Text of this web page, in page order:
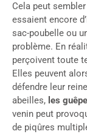
Cela peut
essaient encore
sac-poubelle ou
problème. En
perçoivent toute
Elles peuvent
défendre leur
abeilles, les
venin peut
de piqûres